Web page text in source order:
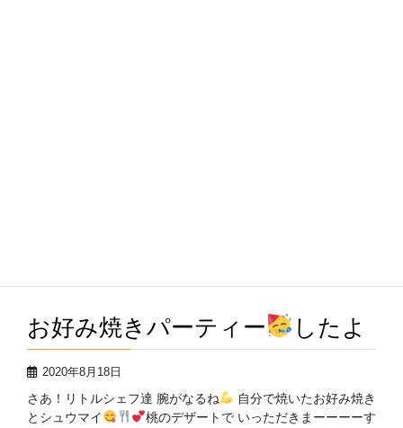
お好み焼きパーティー したよ
2020年8月18日
さあ！リトルシェフ達 腕がなるね
自分で焼いたお好み焼き
とシュウマイ
桃のデザートで いっただきまーーーーす